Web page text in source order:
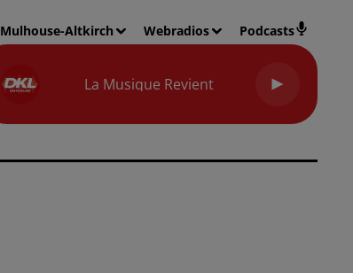
Mulhouse-Altkirch Webradios Podcasts
La Musique Revient